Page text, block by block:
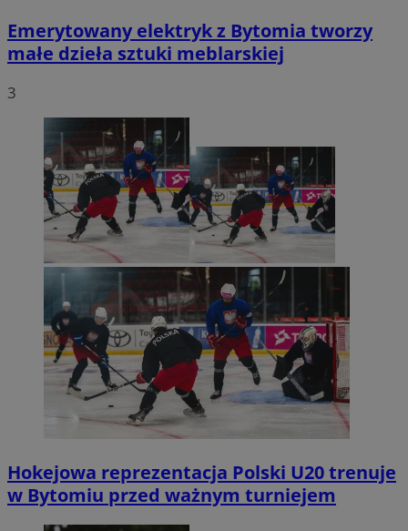
Emerytowany elektryk z Bytomia tworzy
małe dzieła sztuki meblarskiej
3
Hokejowa reprezentacja Polski U20 trenuje
w Bytomiu przed ważnym turniejem